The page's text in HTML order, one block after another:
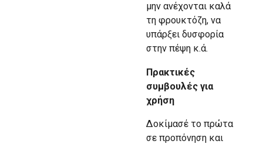
μην ανέχονται καλά
τη φρουκτόζη, να
υπάρξει δυσφορία
στην πέψη κ.ά.
Πρακτικές
συμβουλές για
χρήση
Δοκίμασέ το πρώτα
σε προπόνηση και